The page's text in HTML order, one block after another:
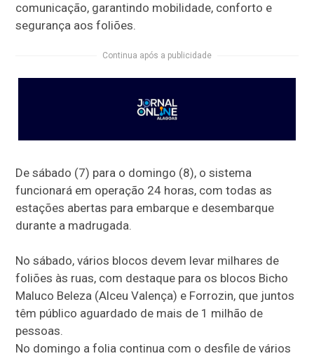
comunicação, garantindo mobilidade, conforto e
segurança aos foliões.
Continua após a publicidade
De sábado (7) para o domingo (8), o sistema
funcionará em operação 24 horas, com todas as
estações abertas para embarque e desembarque
durante a madrugada.
No sábado, vários blocos devem levar milhares de
foliões às ruas, com destaque para os blocos Bicho
Maluco Beleza (Alceu Valença) e Forrozin, que juntos
têm público aguardado de mais de 1 milhão de
pessoas.
No domingo a folia continua com o desfile de vários